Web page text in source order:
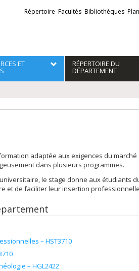
Liens
externes
Répertoire Facultés Bibliothèques
ET RÉPERTOIRE DU
DÉPARTEMENT
adaptée aux exigences du
dans plusieurs programmes.
le stage donne aux étudiants
et de faciliter leur insertion
– HST3710
– HGL2422